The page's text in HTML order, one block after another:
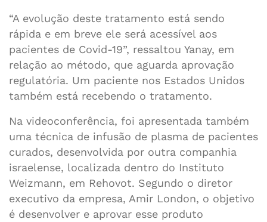
“A evolução deste tratamento está sendo
rápida e em breve ele será acessível aos
pacientes de Covid-19”, ressaltou Yanay, em
relação ao método, que aguarda aprovação
regulatória. Um paciente nos Estados Unidos
também está recebendo o tratamento.
Na videoconferência, foi apresentada também
uma técnica de infusão de plasma de pacientes
curados, desenvolvida por outra companhia
israelense, localizada dentro do Instituto
Weizmann, em Rehovot. Segundo o diretor
executivo da empresa, Amir London, o objetivo
é desenvolver e aprovar esse produto